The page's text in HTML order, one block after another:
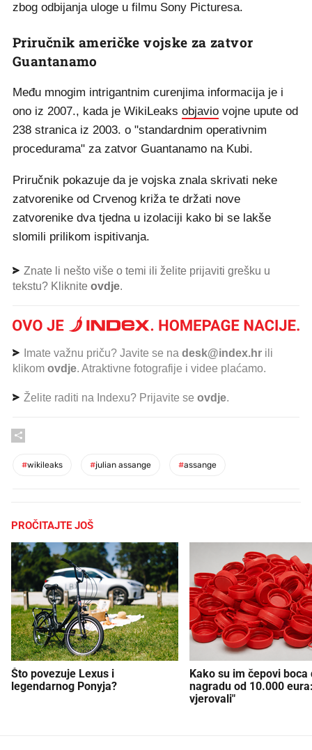
zbog odbijanja uloge u filmu Sony Picturesa.
Priručnik američke vojske za zatvor
Guantanamo
Među mnogim intrigantnim curenjima informacija je i
ono iz 2007., kada je WikiLeaks objavio vojne upute od
238 stranica iz 2003. o "standardnim operativnim
procedurama" za zatvor Guantanamo na Kubi.
Priručnik pokazuje da je vojska znala skrivati neke
zatvorenike od Crvenog križa te držati nove
zatvorenike dva tjedna u izolaciji kako bi se lakše
slomili prilikom ispitivanja.
Znate li nešto više o temi ili želite prijaviti grešku u
tekstu? Kliknite ovdje.
Imate važnu priču? Javite se na desk@index.hr ili
klikom ovdje. Atraktivne fotografije i videe plaćamo.
Želite raditi na Indexu? Prijavite se ovdje.
#wikileaks #julian assange #assange
PROČITAJTE JOŠ
Što povezuje Lexus i
legendarnog Ponyja?
Kako su im čepovi boca
nagradu od 10.000
vjerovali"